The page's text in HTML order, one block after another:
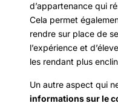
d’appartenance qui
Cela permet
rendre sur place de
l’expérience et
les rendant plus
Un autre aspect qui
informations sur le